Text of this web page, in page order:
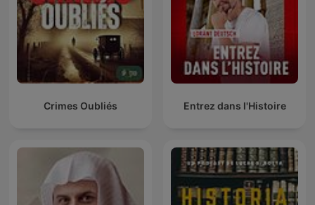
Crimes Oubliés Entrez dans l'Histoire